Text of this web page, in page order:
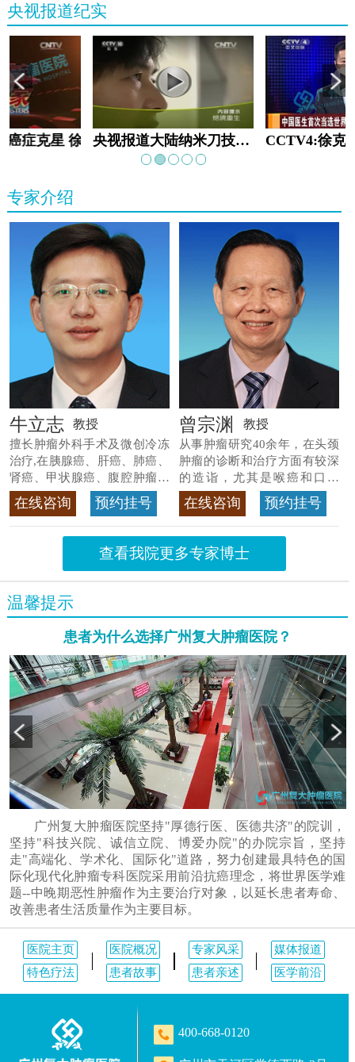
央视报道纪实
癌症克星 徐克成 央视报道大陆纳米刀技术手术：绝境重生
专家介绍
牛立志 教授
擅长肿瘤外科手术及微创冷冻
治疗,在胰腺癌、肝癌、肺癌、
肾癌、甲状腺癌、腹腔肿瘤等
>>查看专家详情
在线咨询 预约挂号
曾宗渊 教授
从事肿瘤研究40余年，在头颈
肿瘤的诊断和治疗方面有较深
的造诣，尤其是喉癌和口腔
癌，迄今仍是广东喉癌单病种
首席专家 >>查看专家详情
在线咨询 预约挂号
查看我院更多专家博士
温馨提示
患者为什么选择广州复大肿瘤医院？
广州复大肿瘤医院坚持"厚德行医、医德共济"的院训，
坚持"科技兴院、诚信立院、博爱办院"的办院宗旨，坚持
走"高端化、学术化、国际化"道路，努力创建最具特色的国
际化现代化肿瘤专科医院采用前沿抗癌理念，将世界医学难
题--中晚期恶性肿瘤作为主要治疗对象，以延长患者寿命、
改善患者生活质量作为主要目标。
医院主页 医院概况 专家风采
媒体报道
特色疗法
患者故事 患者亲述 医学前沿
400-668-0120